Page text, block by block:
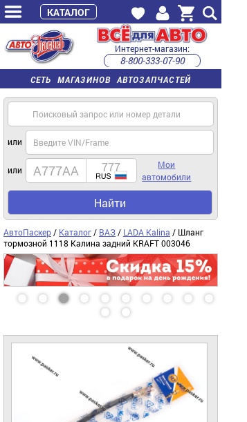
СЕТЬ МАГАЗИНОВ АВТОЗАПЧАСТЕЙ
Интернет-магазин:
8-800-333-07-90
часы работы с 9:00 до 22:00 (пн-пт)
или
или
Мои
автомобили
Найти
АвтоПаскер / Каталог / ВАЗ / LADA Kalina / Шланг
тормозной 1118 Калина задний KRAFT 003046
КАТАЛОГ